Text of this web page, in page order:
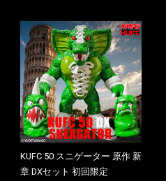
KUFC 50 スニゲーター 原作 新
章 DXセット 初回限定